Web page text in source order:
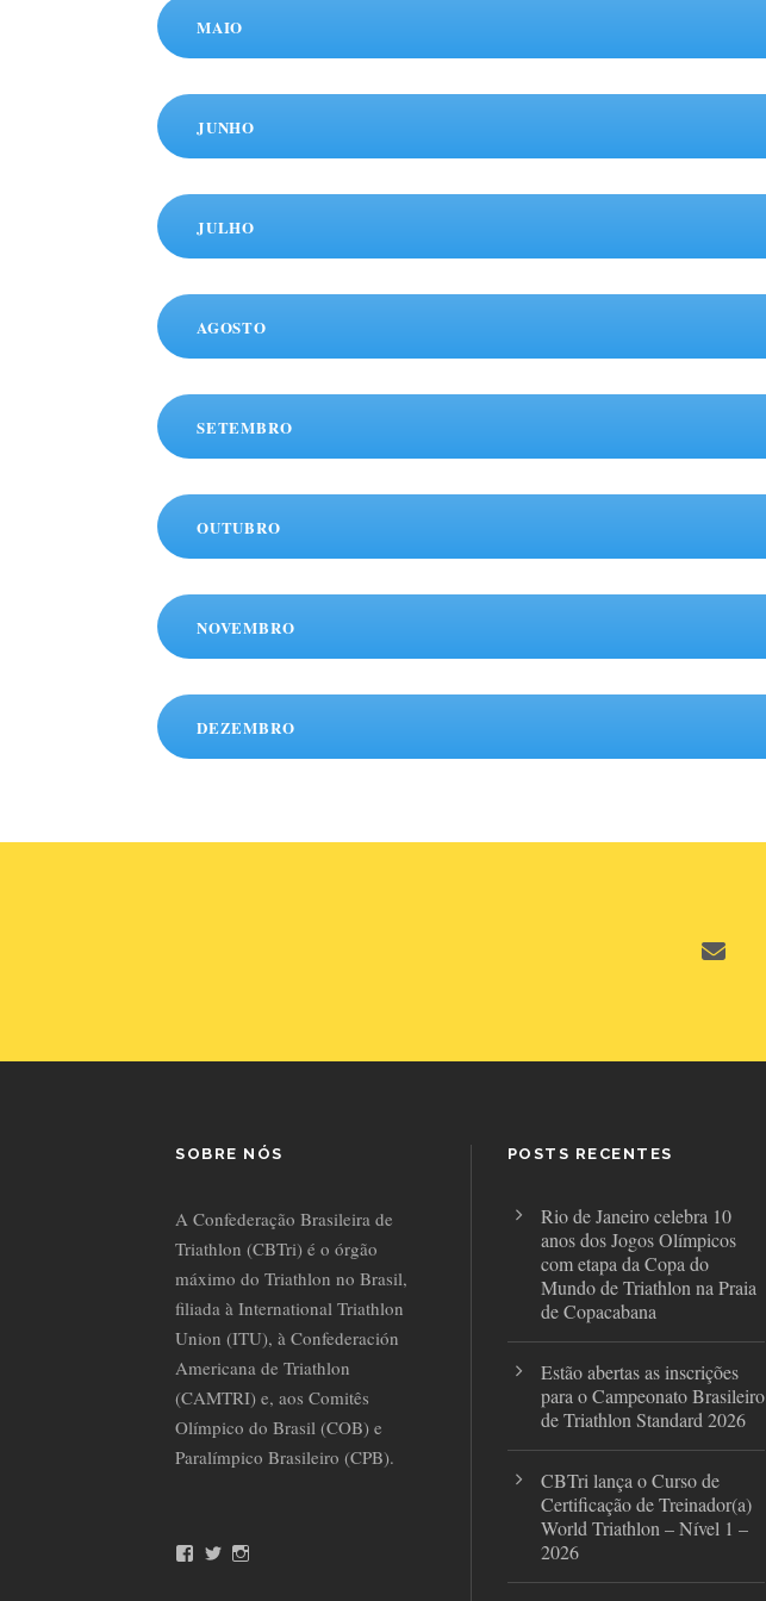
MAIO
JUNHO
JULHO
AGOSTO
SETEMBRO
OUTUBRO
NOVEMBRO
DEZEMBRO
SOBRE NÓS
A Confederação Brasileira de
Triathlon (CBTri) é o órgão
máximo do Triathlon no Brasil,
filiada à International Triathlon
Union (ITU), à Confederación
Americana de Triathlon
(CAMTRI) e, aos Comitês
Olímpico do Brasil (COB) e
Paralímpico Brasileiro (CPB).
T
POSTS RECENTES
Rio de Janeiro celebra 10
anos dos Jogos Olímpicos
com etapa da Copa do
Mundo de Triathlon na Praia
de Copacabana
Estão abertas as inscrições
para o Campeonato Brasileiro
de Triathlon Standard 2026
CBTri lança o Curso de
Certificação de Treinador(a)
World Triathlon – Nível 1 –
2026